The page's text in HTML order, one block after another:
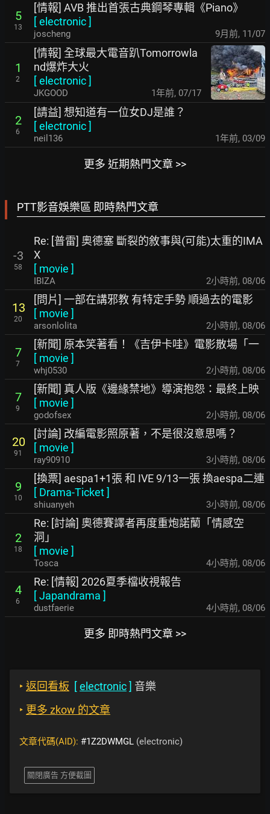
5
13
[情報] AVB 推出首張古典鋼琴專輯《Piano》
[electronic]
joscheng 9月前, 11/07
1
2
[情報] 全球最大電音趴Tomorrowla
nd爆炸大火
[electronic]
JKGOOD 1年前, 07/17
2
6
[請益] 想知道有一位女DJ是誰？
[electronic]
neil136 1年前, 03/09
更多 近期熱門文章 >>
PTT影音娛樂區 即時熱門文章
-3
58
Re: [普雷] 奧德塞 斷裂的敘事與(可能)太重的IMA
X
[ movie ]
IBIZA 2小時前, 08/06
13
20
[問片] 一部在講邪教 有特定手勢 順過去的電影
[ movie ]
arsonlolita 2小時前, 08/06
7
7
[新聞] 原本笑著看！《吉伊卡哇》電影散場「一
[ movie ]
whj0530 2小時前, 08/06
7
9
[新聞] 真人版《邊緣禁地》導演抱怨：最終上映
[ movie ]
godofsex 2小時前, 08/06
20
91
[討論] 改編電影照原著，不是很沒意思嗎？
[ movie ]
ray90910 3小時前, 08/06
9
10
[換票] aespa1+1張 和 IVE 9/13一張 換aespa二連
[ Drama-Ticket]
shiuanyeh 3小時前, 08/06
2
18
Re: [討論] 奧德賽譯者再度重炮諾蘭「情感空
洞」
[ movie ]
Tosca 4小時前, 08/06
4
6
Re: [情報] 2026夏季檔收視報告
[Japandrama ]
dustfaerie 4小時前, 08/06
更多 即時熱門文章 >>
‣ 返回看板 [electronic] 音樂
‣ 更多 zkow 的文章
文章代碼(AID): #1Z2DWMGL (electronic)
關閉廣告 方便截圖